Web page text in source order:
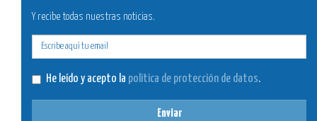
Y recibe todas nuestras noticias.
He leído y acepto la política de protección de datos.
Enviar